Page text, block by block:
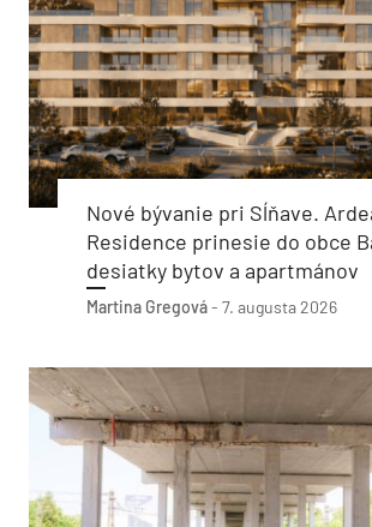
Nové bývanie pri Sĺňave.
Residence prinesie do obce
desiatky bytov a apartmánov
Martina Gregová- 7. augusta 2026